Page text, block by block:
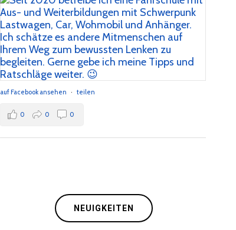
auf Facebook ansehen · teilen
0 0 0
NEUIGKEITEN